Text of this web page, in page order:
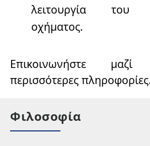
λειτουργία του
οχήματος.
Επικοινωνήστε
περισσότερες
Φιλοσοφία